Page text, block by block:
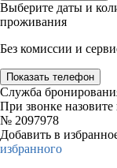
Выберите даты и
проживания
Без комиссии и
Показать телефон
Служба
При звонке
№ 2097978
Добавить в
избранного